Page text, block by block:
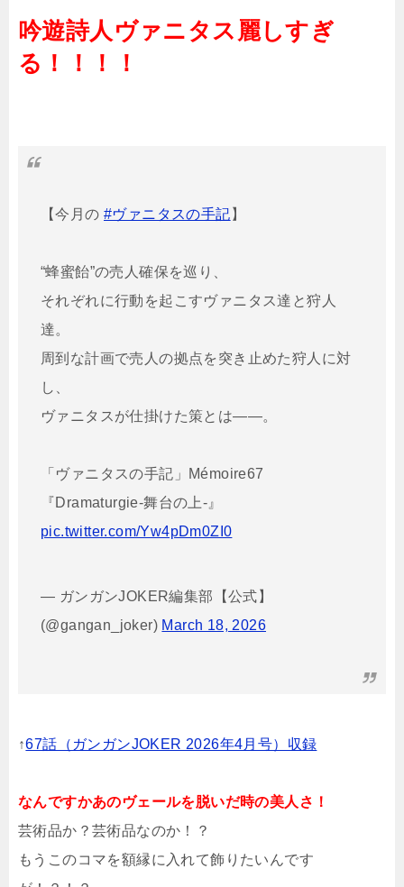
吟遊詩人ヴァニタス麗しすぎ
る！！！！
【今月の #ヴァニタスの手記 】
“蜂蜜飴”の売人確保を巡り、
それぞれに行動を起こすヴァニタス達と狩人
達。
周到な計画で売人の拠点を突き止めた狩人に対
し、
ヴァニタスが仕掛けた策とは――。
「ヴァニタスの手記」Mémoire67
『Dramaturgie-舞台の上-』
pic.twitter.com/Yw4pDm0ZI0
— ガンガンJOKER編集部【公式】
(@gangan_joker) March 18, 2026
↑67話（ガンガンJOKER 2026年4月号）収録
なんですかあのヴェールを脱いだ時の美人さ！
芸術品か？芸術品なのか！？
もうこのコマを額縁に入れて飾りたいんです